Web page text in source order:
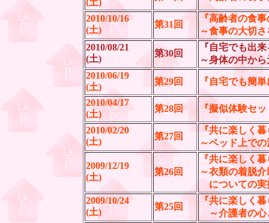
(土)
2010/10/16
(土)
第31回
『高齢者の食
～食事の大切
2010/08/21
(土)
第30回
『自宅でも出
～身体の中か
2010/06/19
(土)
第29回 『自宅でも簡
2010/04/17
(土)
第28回 『擬似体験セ
2010/02/20
(土)
第27回
『共に楽しく
～ベッド上で
2009/12/19
(土)
第26回
『共に楽しく
～衣類の着脱
についての実
2009/10/24
(土)
第25回
『共に楽しく
～介護者の心